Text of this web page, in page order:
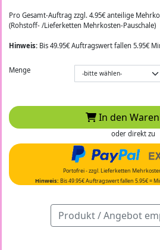
Pro Gesamt-Auftrag zzgl. 4.95€ anteilige
(Rohstoff- /Lieferketten Mehrkosten-Pauschale)
Hinweis: Bis 49.95€ Auftragswert fallen 5.95€
Menge
In den
oder direkt zu
Portofrei - zzgl. Lieferketten
Hinweis: Bis 49.95€ Auftragswert fallen 5.95€ =
Produkt / Angebot